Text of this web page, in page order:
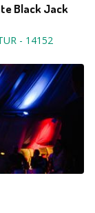
Black Jack
- 14152